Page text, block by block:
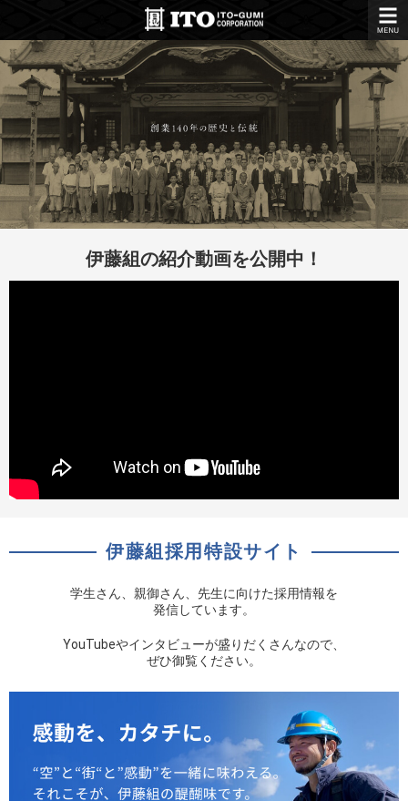
伊藤組の紹介動画を公開中！
伊藤組採用特設サイト
学生さん、親御さん、先生に向けた採用情報を
発信しています。
YouTubeやインタビューが盛りだくさんなので、
ぜひ御覧ください。